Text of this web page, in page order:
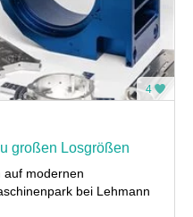
4
großen Losgrößen
auf modernen
bei Lehmann